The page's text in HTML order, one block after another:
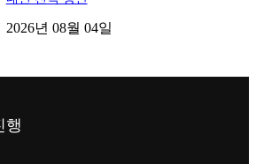
2026년 08월 04일
행